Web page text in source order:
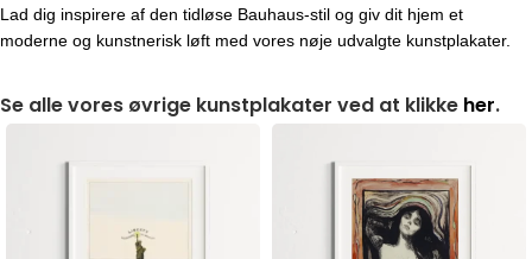
Lad dig inspirere af den tidløse Bauhaus-stil og giv dit hjem et
moderne og kunstnerisk løft med vores nøje udvalgte kunstplakater.
Se alle vores øvrige kunstplakater ved at klikke her.